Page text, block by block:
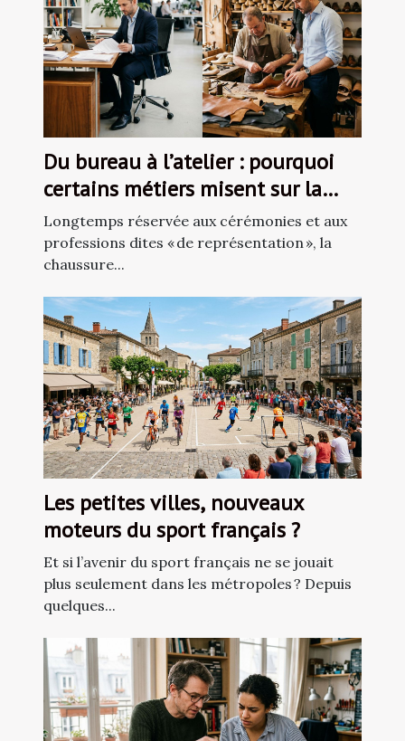
Du bureau à l’atelier : pourquoi
certains métiers misent sur la
chaussure sur-mesure
Longtemps réservée aux cérémonies et aux
professions dites « de représentation », la
chaussure...
Les petites villes, nouveaux
moteurs du sport français ?
Et si l’avenir du sport français ne se jouait
plus seulement dans les métropoles ? Depuis
quelques...